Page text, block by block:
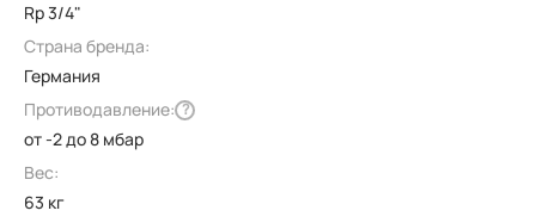
Rp 3/4"
Страна бренда:
Германия
Противодавление: ?
от -2 до 8 мбар
Вес:
63 кг